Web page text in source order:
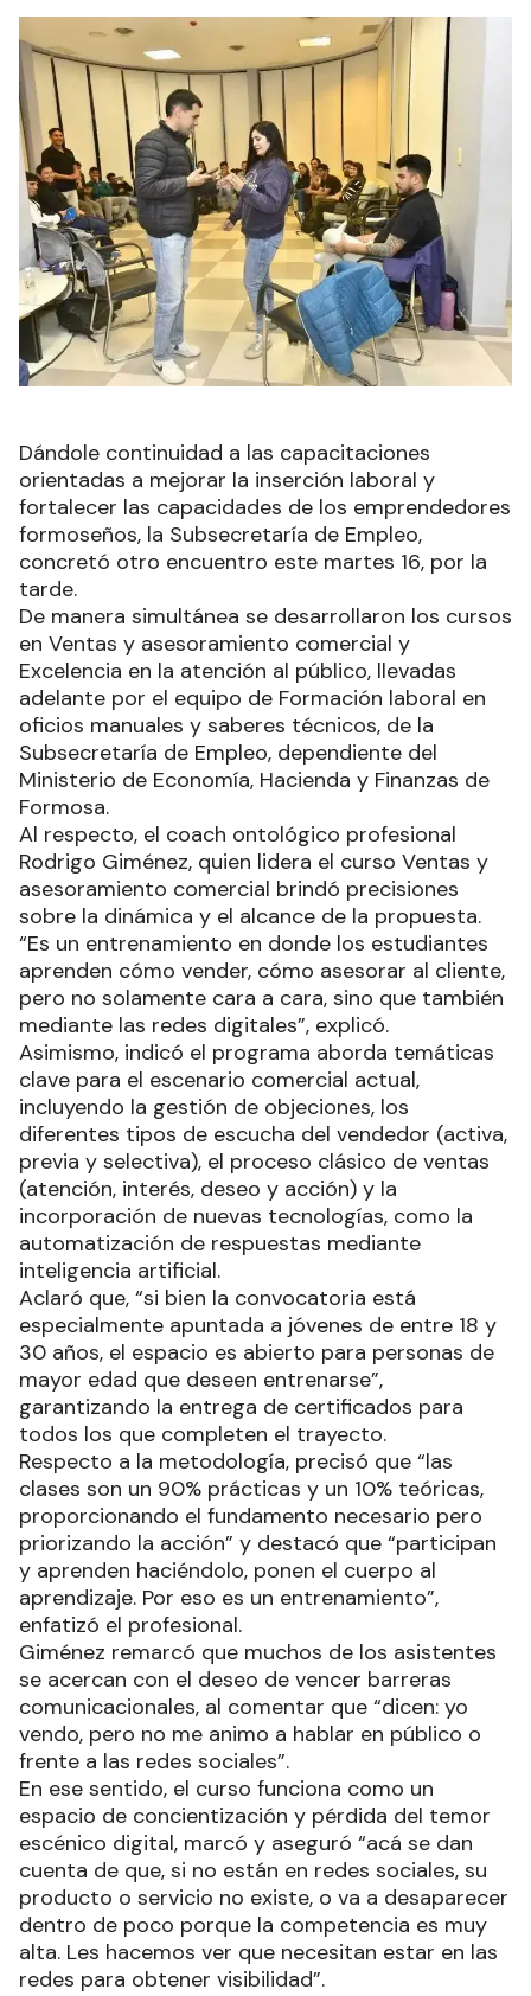
Dándole continuidad a las capacitaciones
orientadas a mejorar la inserción laboral y
fortalecer las capacidades de los emprendedores
formoseños, la Subsecretaría de Empleo,
concretó otro encuentro este martes 16, por la
tarde.
De manera simultánea se desarrollaron los cursos
en Ventas y asesoramiento comercial y
Excelencia en la atención al público, llevadas
adelante por el equipo de Formación laboral en
oficios manuales y saberes técnicos, de la
Subsecretaría de Empleo, dependiente del
Ministerio de Economía, Hacienda y Finanzas de
Formosa.
Al respecto, el coach ontológico profesional
Rodrigo Giménez, quien lidera el curso Ventas y
asesoramiento comercial brindó precisiones
sobre la dinámica y el alcance de la propuesta.
“Es un entrenamiento en donde los estudiantes
aprenden cómo vender, cómo asesorar al cliente,
pero no solamente cara a cara, sino que también
mediante las redes digitales”, explicó.
Asimismo, indicó el programa aborda temáticas
clave para el escenario comercial actual,
incluyendo la gestión de objeciones, los
diferentes tipos de escucha del vendedor (activa,
previa y selectiva), el proceso clásico de ventas
(atención, interés, deseo y acción) y la
incorporación de nuevas tecnologías, como la
automatización de respuestas mediante
inteligencia artificial.
Aclaró que, “si bien la convocatoria está
especialmente apuntada a jóvenes de entre 18 y
30 años, el espacio es abierto para personas de
mayor edad que deseen entrenarse”,
garantizando la entrega de certificados para
todos los que completen el trayecto.
Respecto a la metodología, precisó que “las
clases son un 90% prácticas y un 10% teóricas,
proporcionando el fundamento necesario pero
priorizando la acción” y destacó que “participan
y aprenden haciéndolo, ponen el cuerpo al
aprendizaje. Por eso es un entrenamiento”,
enfatizó el profesional.
Giménez remarcó que muchos de los asistentes
se acercan con el deseo de vencer barreras
comunicacionales, al comentar que “dicen: yo
vendo, pero no me animo a hablar en público o
frente a las redes sociales”.
En ese sentido, el curso funciona como un
espacio de concientización y pérdida del temor
escénico digital, marcó y aseguró “acá se dan
cuenta de que, si no están en redes sociales, su
producto o servicio no existe, o va a desaparecer
dentro de poco porque la competencia es muy
alta. Les hacemos ver que necesitan estar en las
redes para obtener visibilidad”.